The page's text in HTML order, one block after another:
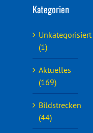
Kategorien
Unkategorisiert
(1)
Aktuelles
(169)
Bildstrecken
(44)